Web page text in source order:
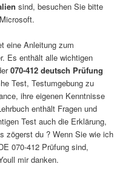
sind, besuchen Sie bitte
eine Anleitung zum
Es enthält alle wichtigen
070-412 deutsch Prüfung
Test, Testumgebung zu
ihre eigenen Kenntnisse
enthält Fragen und
Test auch die Erklärung,
zögerst du ? Wenn Sie wie ich
070-412 Prüfung sind,
mir danken.